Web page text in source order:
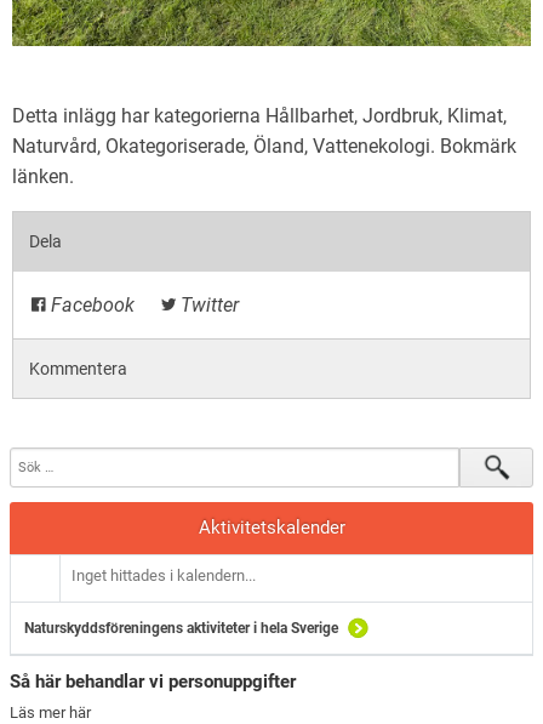
Detta inlägg har kategorierna Hållbarhet, Jordbruk, Klimat,
Naturvård, Okategoriserade, Öland, Vattenekologi. Bokmärk
länken.
Dela
Facebook Twitter
Kommentera
Aktivitetskalender
Inget hittades i kalendern...
Naturskyddsföreningens aktiviteter i hela Sverige
Så här behandlar vi personuppgifter
Läs mer här